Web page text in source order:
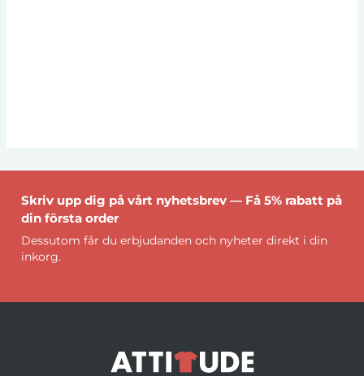
Skriv upp dig på vårt nyhetsbrev — Få 5% rabatt på
din första order
Dessutom får du erbjudanden och nyheter direkt i din
inkorg.